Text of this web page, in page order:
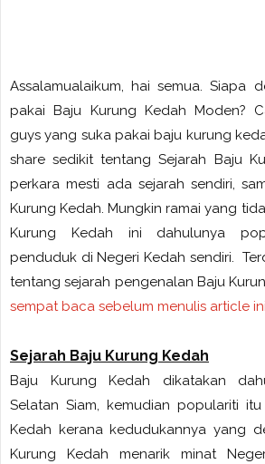
Assalamualaikum, hai semua. Siapa
pakai Baju Kurung Kedah Moden?
guys yang suka pakai baju kurung
share sedikit tentang Sejarah Baju
perkara mesti ada sejarah sendiri,
Kurung Kedah. Mungkin ramai yang
Kurung Kedah ini dahulunya
penduduk di Negeri Kedah sendiri.
tentang sejarah pengenalan Baju
sempat baca sebelum menulis article ini
Sejarah Baju Kurung Kedah
Baju Kurung Kedah dikatakan
Selatan Siam, kemudian populariti
Kedah kerana kedudukannya yang
Kurung Kedah menarik minat